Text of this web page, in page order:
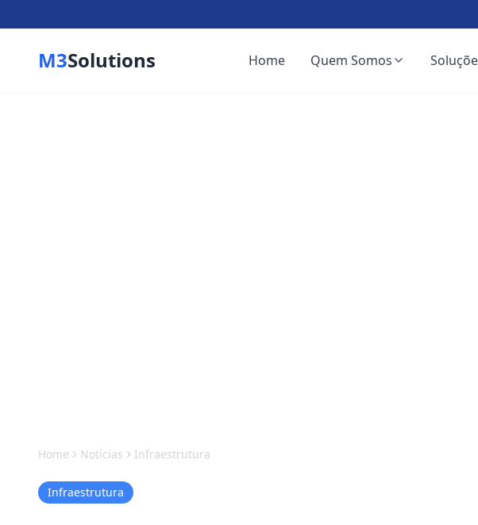
M3Solutions Home Quem Somos
Home Notícias Infraestrutura
Infraestrutura